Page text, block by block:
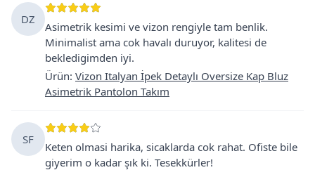
DZ
Asimetrik kesimi ve vizon rengiyle tam benlik.
Minimalist ama cok havalı duruyor, kalitesi de
bekledigimden iyi.
Ürün: Vizon Italyan İpek Detaylı Oversize Kap Bluz
Asimetrik Pantolon Takım
SF
Keten olmasi harika, sicaklarda cok rahat. Ofiste bile
giyerim o kadar şık ki. Tesekkürler!